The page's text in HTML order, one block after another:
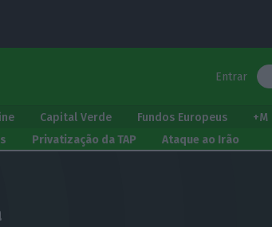
Entrar
Capital Verde Fundos Europeus +M
Privatização da TAP Ataque ao Irão